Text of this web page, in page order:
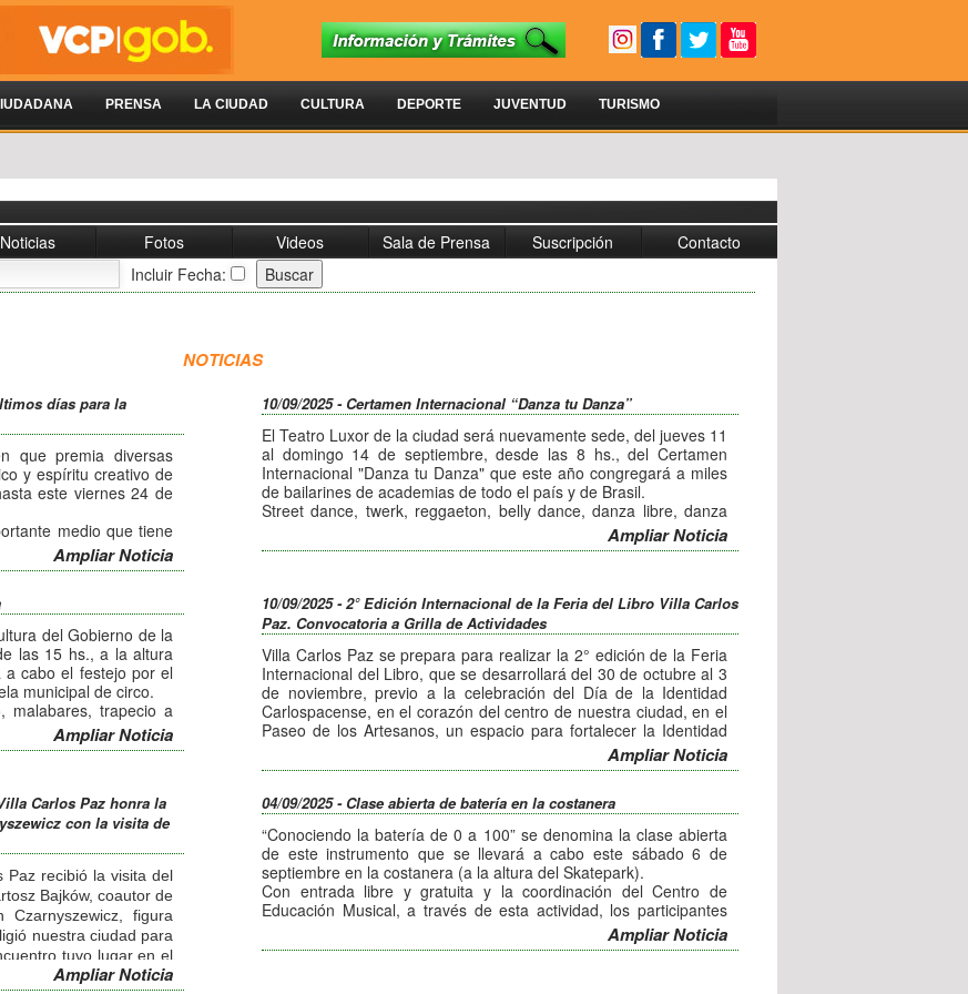
PRENSA LA CIUDAD CULTURA DEPORTE JUVENTUD TURISMO
Noticias Fotos Videos Sala de Prensa Suscripción
Contacto
Incluir Fecha:
NOTICIAS
días para la
que premia diversas
y espíritu creativo de
este viernes 24 de
medio que tiene
artistas de todo el país,
libre y con premio
puesto, premio
pesos, entre otros,
de la Municipalidad de
de la ciudad.
se realizará el
75) a las 20 hs.,
disponibles en Salón
Ampliar Noticia
10/09/2025 - Certamen Internacional “Danza tu Danza”
El Teatro Luxor de la ciudad será nuevamente sede, del jueves 11
al domingo 14 de septiembre, desde las 8 hs., del Certamen
Internacional "Danza tu Danza" que este año congregará a miles
de bailarines de academias de todo el país y de Brasil.
Street dance, twerk, reggaeton, belly dance, danza libre, danza
jazz, ritmos latinos y folklore serán algunos de los géneros donde
brillan los mejores bailarines del país y del extranjero.
Ampliar Noticia
del Gobierno de la
las 15 hs., a la altura
cabo el festejo por el
municipal de circo.
malabares, trapecio a
de las actividades de
Ampliar Noticia
10/09/2025 - 2° Edición Internacional de la Feria del Libro Villa Carlos
Paz. Convocatoria a Grilla de Actividades
Villa Carlos Paz se prepara para realizar la 2° edición de la Feria
Internacional del Libro, que se desarrollará del 30 de octubre al 3
de noviembre, previo a la celebración del Día de la Identidad
Carlospacense, en el corazón del centro de nuestra ciudad, en el
Paseo de los Artesanos, un espacio para fortalecer la Identidad
Carlospacense y consolidar nuestra cultura como producto del
turismo internacional, con la participación de escritores, poetas y
La convocatoria a la presentación de propuestas para formar
parte de la Grilla de Actividades se encuentra abierta. Para
participar en esta 2° Edición se deberá enviar:
- Detalle de la Propuesta.
- Breve Currículum.
- Temática.
- Modalidad: Presentación de libro, Conferencia, Charla o
- Duración y Requerimientos Técnicos.
Ampliar Noticia
Carlos Paz honra la
con la visita de
Paz recibió la visita del
Bajków, coautor de
figura
nuestra ciudad para
tuvo lugar en el
oficialmente por el
Ampliar Noticia
04/09/2025 - Clase abierta de batería en la costanera
“Conociendo la batería de 0 a 100” se denomina la clase abierta
de este instrumento que se llevará a cabo este sábado 6 de
septiembre en la costanera (a la altura del Skatepark).
Con entrada libre y gratuita y la coordinación del Centro de
Educación Musical, a través de esta actividad, los participantes
aprenderán el armado de la batería, afinación y ritmos de las
canciones más conocidas.
Ampliar Noticia